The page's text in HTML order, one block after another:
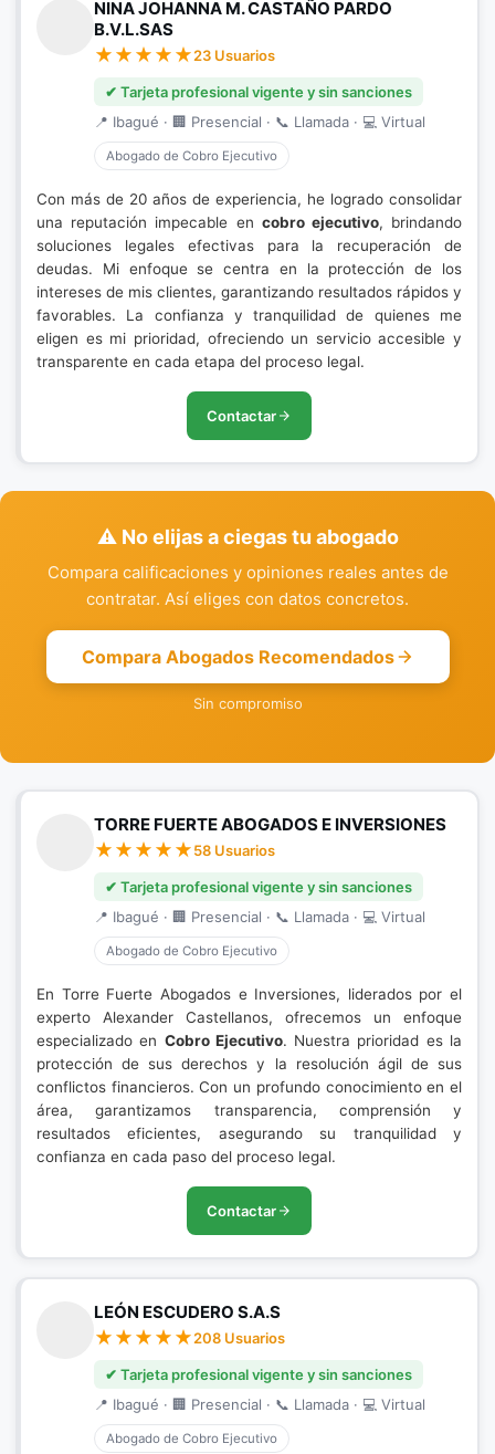
NINA JOHANNA M. CASTAÑO PARDO
B.V.L.SAS
23 Usuarios
✔ Tarjeta profesional vigente y sin sanciones
📍 Ibagué · 🏢 Presencial · 📞 Llamada · 💻 Virtual
Abogado de Cobro Ejecutivo
Con más de 20 años de experiencia, he logrado consolidar
una reputación impecable en cobro ejecutivo, brindando
soluciones legales efectivas para la recuperación de
deudas. Mi enfoque se centra en la protección de los
intereses de mis clientes, garantizando resultados rápidos y
favorables. La confianza y tranquilidad de quienes me
eligen es mi prioridad, ofreciendo un servicio accesible y
transparente en cada etapa del proceso legal.
Contactar
⚠️ No elijas a ciegas tu abogado
Compara calificaciones y opiniones reales antes de
contratar. Así eliges con datos concretos.
Compara Abogados Recomendados
Sin compromiso
TORRE FUERTE ABOGADOS E INVERSIONES
58 Usuarios
✔ Tarjeta profesional vigente y sin sanciones
📍 Ibagué · 🏢 Presencial · 📞 Llamada · 💻 Virtual
Abogado de Cobro Ejecutivo
En Torre Fuerte Abogados e Inversiones, liderados por el
experto Alexander Castellanos, ofrecemos un enfoque
especializado en Cobro Ejecutivo. Nuestra prioridad es la
protección de sus derechos y la resolución ágil de sus
conflictos financieros. Con un profundo conocimiento en el
área, garantizamos transparencia, comprensión y
resultados eficientes, asegurando su tranquilidad y
confianza en cada paso del proceso legal.
Contactar
LEÓN ESCUDERO S.A.S
208 Usuarios
✔ Tarjeta profesional vigente y sin sanciones
📍 Ibagué · 🏢 Presencial · 📞 Llamada · 💻 Virtual
Abogado de Cobro Ejecutivo